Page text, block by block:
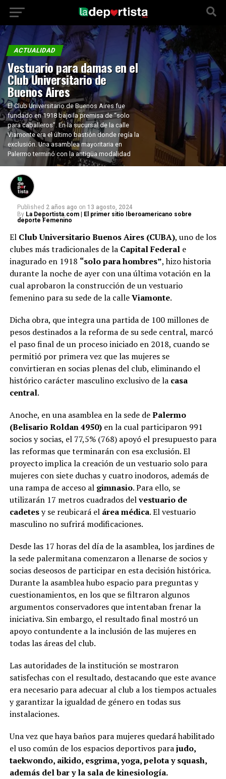
ACTUALIDAD
Vestuario para damas en el
Club Universitario de
Buenos Aires
El Club Universitario de Buenos Aires fue
fundado en 1918 bajo la premisa de “solo
para caballeros”. En la sucursal de la calle
Viamonte era el último bastión donde regía la
exclusión. Una asamblea mayoritaria en
Palermo terminó con la antigüa modalidad
Published 2 años ago on 13 agosto, 2024
By La Deportista.com | El primer sitio Iberoamericano sobre
deporte Femenino
El Club Universitario Buenos Aires (CUBA), uno de los
clubes más tradicionales de la Capital Federale
inagurado en 1918 “solo para hombres”, hizo historia
durante la noche de ayer con una última votación en la
cual aprobaron la construcción de un vestuario
femenino para su sede de la calleViamonte.
Dicha obra, que integra una partida de 100 millones de
pesos destinados a la reforma de su sede central, marcó
el paso final de un proceso iniciado en 2018, cuando se
permitió por primera vez que las mujeres se
convirtieran en socias plenas del club, eliminando el
histórico carácter masculino exclusivo de la casa
central.
Anoche, en una asamblea en la sede dePalermo
(Belisario Roldan 4950)en la cual participaron 991
socios y socias, el 77,5% (768) apoyó el presupuesto para
las reformas que terminarán con esa exclusión. El
proyecto implica la creación de un vestuario solo para
mujeres con siete duchas y cuatro inodoros, además de
una rampa de acceso al gimnasio. Para ello, se
utilizarán 17 metros cuadrados delvestuario de
cadetesy se reubicará elárea médica. El vestuario
masculino no sufrirá modificaciones.
Desde las 17 horas del día de la asamblea, los jardines de
la sede palermitana comenzaron a llenarse de socios y
socias deseosos de participar en esta decisión histórica.
Durante la asamblea hubo espacio para preguntas y
cuestionamientos, en los que se filtraron algunos
argumentos conservadores que intentaban frenar la
iniciativa. Sin embargo, el resultado final mostró un
apoyo contundente a la inclusión de las mujeres en
todas las áreas del club.
Las autoridades de la institución se mostraron
satisfechas con el resultado, destacando que este avance
era necesario para adecuar al club a los tiempos actuales
y garantizar la igualdad de género en todas sus
instalaciones.
Una vez que haya baños para mujeres quedará habilitado
el uso común de los espacios deportivos parajudo,
taekwondo, aikido, esgrima, yoga, pelota y squash,
además del bar y la sala de kinesiología.